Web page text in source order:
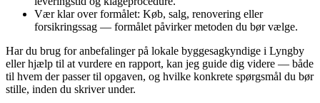
Vær klar over formålet: Køb, salg, renovering eller
forsikringssag — formålet påvirker metoden du bør vælge.
Har du brug for anbefalinger på lokale byggesagkyndige i Lyngby
eller hjælp til at vurdere en rapport, kan jeg guide dig videre — både
til hvem der passer til opgaven, og hvilke konkrete spørgsmål du bør
stille, inden du skriver under.